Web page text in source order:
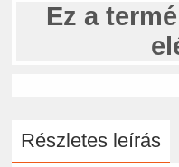
Ez a
Részletes leírás